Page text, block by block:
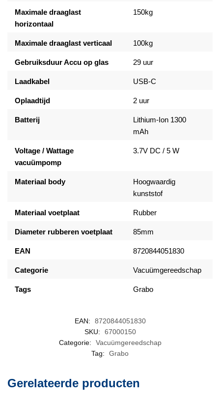
Maximale draaglast
horizontaal
150kg
Maximale draaglast verticaal 100kg
Gebruiksduur Accu op glas 29 uur
Laadkabel USB-C
Oplaadtijd 2 uur
Batterij
Lithium-Ion 1300
mAh
Voltage / Wattage
vacuümpomp
3.7V DC / 5 W
Materiaal body
Hoogwaardig
kunststof
Materiaal voetplaat Rubber
Diameter rubberen voetplaat 85mm
EAN 8720844051830
Categorie Vacuümgereedschap
Tags Grabo
EAN:
8720844051830
SKU:
67000150
Categorie:
Vacuümgereedschap
Tag:
Grabo
Gerelateerde producten